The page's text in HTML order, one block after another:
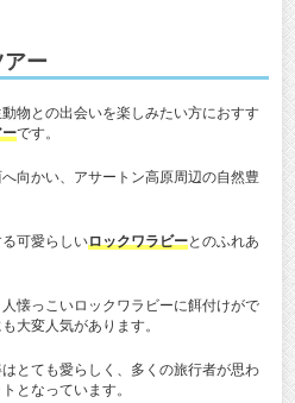
ー
物との出会いを楽しみたい方におすす
です。
向かい、アサートン高原周辺の自然豊
可愛らしいロックワラビーとのふれあ
懐っこいロックワラビーに餌付けがで
大変人気があります。
とても愛らしく、多くの旅行者が思わ
となっています。